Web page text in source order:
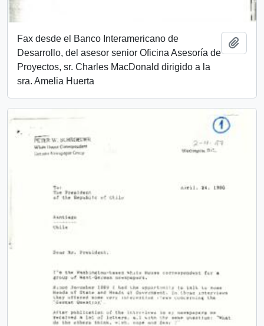
Fax desde el Banco Interamericano de
Desarrollo, del asesor senior Oficina Asesoría de
Proyectos, sr. Charles MacDonald dirigido a la
sra. Amelia Huerta